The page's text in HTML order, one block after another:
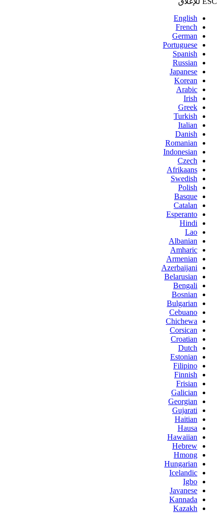
English
French
German
Portuguese
Spanish
Russian
Japanese
Korean
Arabic
Irish
Greek
Turkish
Italian
Danish
Romanian
Indonesian
Czech
Afrikaans
Swedish
Polish
Basque
Catalan
Esperanto
Hindi
Lao
Albanian
Amharic
Armenian
Azerbaijani
Belarusian
Bengali
Bosnian
Bulgarian
Cebuano
Chichewa
Corsican
Croatian
Dutch
Estonian
Filipino
Finnish
Frisian
Galician
Georgian
Gujarati
Haitian
Hausa
Hawaiian
Hebrew
Hmong
Hungarian
Icelandic
Igbo
Javanese
Kannada
Kazakh